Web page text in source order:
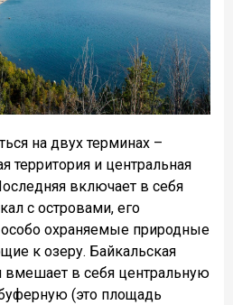
на двух терминах –
территория и центральная
включает в себя
с островами, его
охраняемые природные
к озеру. Байкальская
вмешает в себя центральную
(это площадь